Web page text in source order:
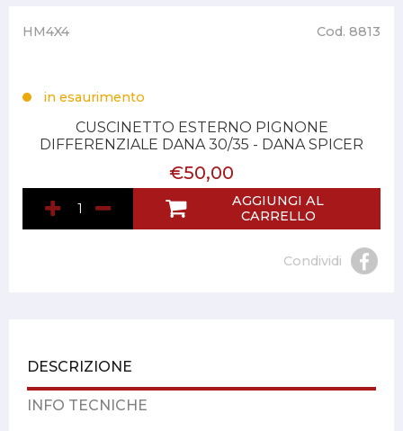
HM4X4 Cod. 8813
in esaurimento
CUSCINETTO ESTERNO PIGNONE
DIFFERENZIALE DANA 30/35 - DANA SPICER
€50,00
AGGIUNGI AL
CARRELLO
Condividi
DESCRIZIONE
INFO TECNICHE